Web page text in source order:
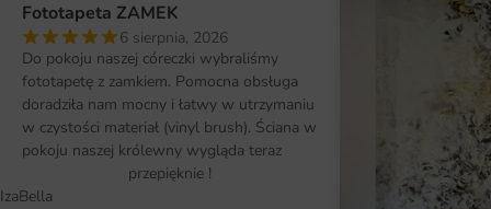
Fototapeta ZAMEK
6 sierpnia, 2026
Do pokoju naszej córeczki wybraliśmy
fototapetę z zamkiem. Pomocna obsługa
doradziła nam mocny i łatwy w utrzymaniu
w czystości materiał (vinyl brush). Ściana w
pokoju naszej królewny wygląda teraz
przepięknie !
IzaBella